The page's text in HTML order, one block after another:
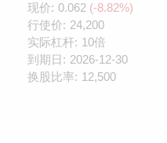
现价: 0.062 (-8.82%)
行使价: 24,200
实际杠杆: 10倍
到期日: 2026-12-30
换股比率: 12,500